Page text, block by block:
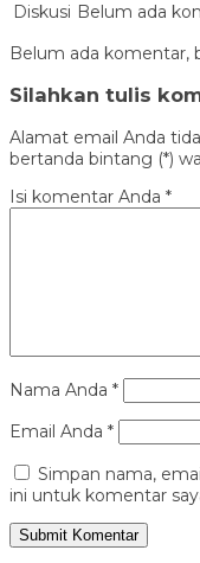
Diskusi Belum ada
Belum ada komentar,
Silahkan tulis
Alamat email Anda
bertanda bintang (*)
Isi komentar Anda *
Nama Anda *
Email Anda *
Simpan nama,
ini untuk komentar